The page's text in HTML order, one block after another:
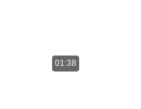
01:38